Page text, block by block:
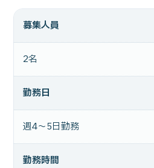
募集人員
2名
勤務日
週4～5日勤務
勤務時間